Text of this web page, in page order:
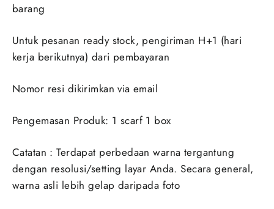
barang
Untuk pesanan ready stock, pengiriman H+1 (hari
kerja berikutnya) dari pembayaran
Nomor resi dikirimkan via email
Pengemasan Produk: 1 scarf 1 box
Catatan : Terdapat perbedaan warna tergantung
dengan resolusi/setting layar Anda. Secara general,
warna asli lebih gelap daripada foto